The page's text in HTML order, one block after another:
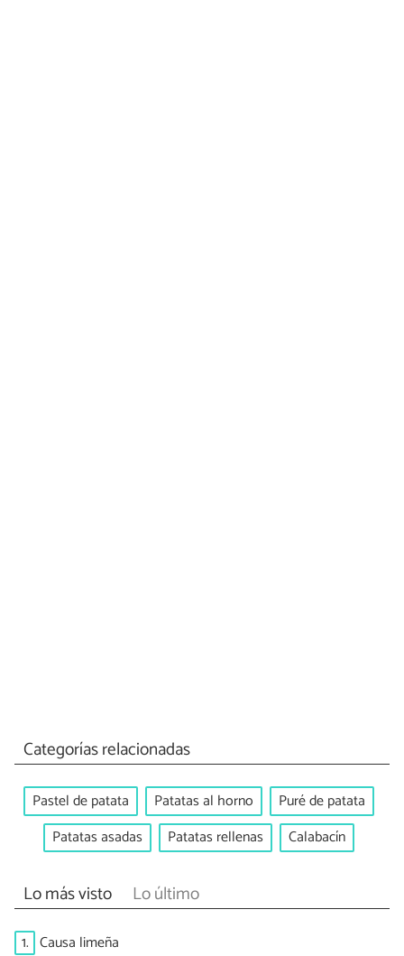
Categorías relacionadas
Pastel de patata Patatas al horno
Puré de patata
Patatas asadas
Patatas rellenas Calabacín
Lo más visto Lo último
1. Causa limeña